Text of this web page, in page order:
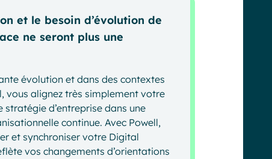
et le besoin d’évolution de
ne seront plus une
évolution et dans des contextes
vous alignez très simplement votre
d’entreprise dans une
continue. Avec Powell,
et synchroniser votre Digital
vos changements d’orientations